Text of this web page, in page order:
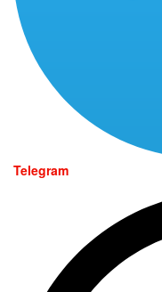
Telegram